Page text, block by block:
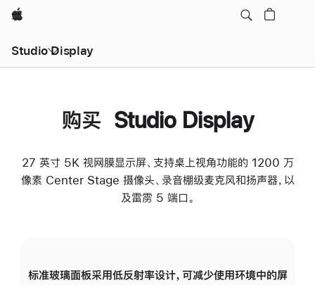
Apple
Studio Display
购买 Studio Display
27 英寸 5K 视网膜显示屏、支持桌上视角功能的 1200 万
像素 Center Stage 摄像头、录音棚级麦克风和扬声器，以
及雷雳 5 端口。
标准玻璃面板采用低反射率设计，可减少使用环境中的屏